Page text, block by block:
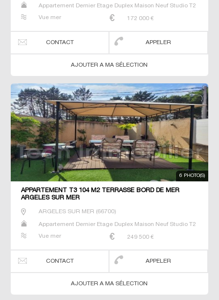
Appartement Dernier Etage Duplex Maison Neuf Studio T2
Vue mer
172 000 €
CONTACT APPELER
AJOUTER A MA SÉLECTION
6 PHOTO(S)
APPARTEMENT T3 104 M2 TERRASSE BORD DE MER
ARGELES SUR MER
ARGELES SUR MER (66700)
Appartement Dernier Etage Duplex Maison Neuf Studio T2
Vue mer
249 500 €
CONTACT APPELER
AJOUTER A MA SÉLECTION